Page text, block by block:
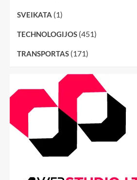
SVEIKATA (1)
TECHNOLOGIJOS (451)
TRANSPORTAS (171)